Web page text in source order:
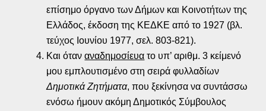
επίσημο όργανο των Δήμων και Κοινοτήτων της
Ελλάδος, έκδοση της ΚΕΔΚΕ από το 1927 (βλ.
τεύχος Ιουνίου 1977, σελ. 803-821).
Και όταναναδημοσίευα το υπ’ αριθμ. 3 κείμενό
μου εμπλουτισμένο στη σειρά φυλλαδίων
Δημοτικά Ζητήματα, που ξεκίνησα να συντάσσω
ενόσω ήμουν ακόμη Δημοτικός Σύμβουλος